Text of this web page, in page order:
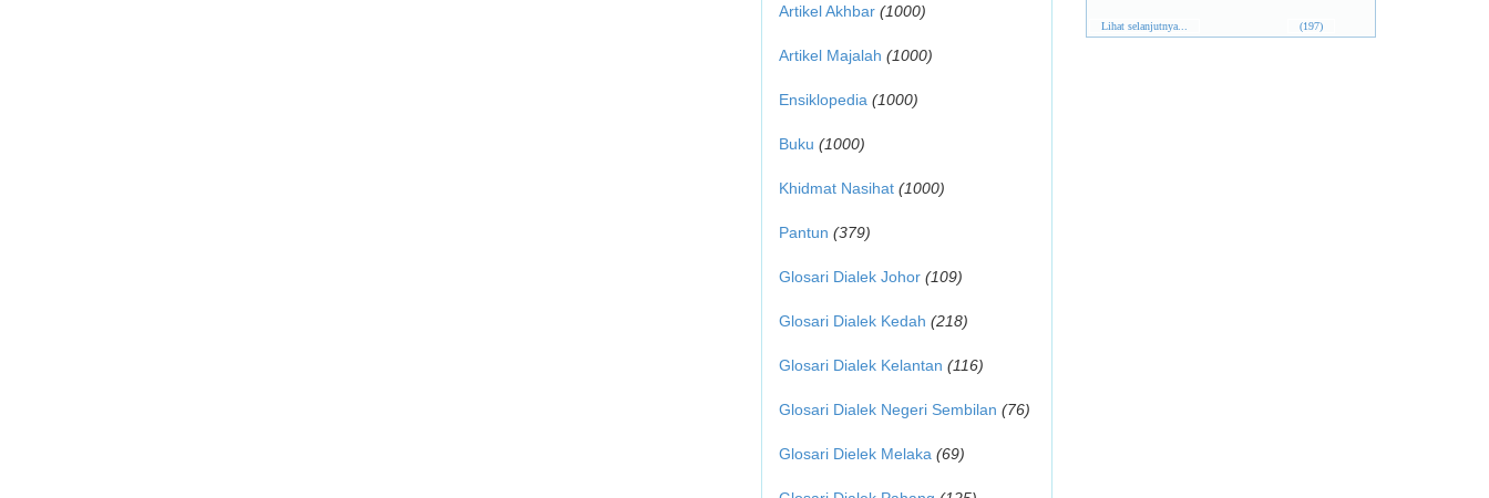
Artikel Akhbar (1000)
Artikel Majalah (1000)
Ensiklopedia (1000)
Buku (1000)
Khidmat Nasihat (1000)
Pantun (379)
Glosari Dialek Johor (109)
Glosari Dialek Kedah (218)
Glosari Dialek Kelantan (116)
Glosari Dialek Negeri Sembilan (76)
Glosari Dielek Melaka (69)
Lihat selanjutnya... (197)